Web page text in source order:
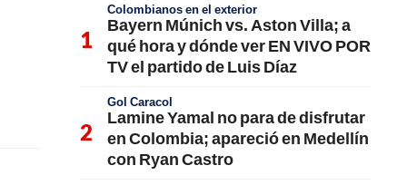
Colombianos en el exterior
Bayern Múnich vs. Aston Villa; a
qué hora y dónde ver EN VIVO POR
TV el partido de Luis Díaz
Gol Caracol
Lamine Yamal no para de disfrutar
en Colombia; apareció en Medellín
con Ryan Castro